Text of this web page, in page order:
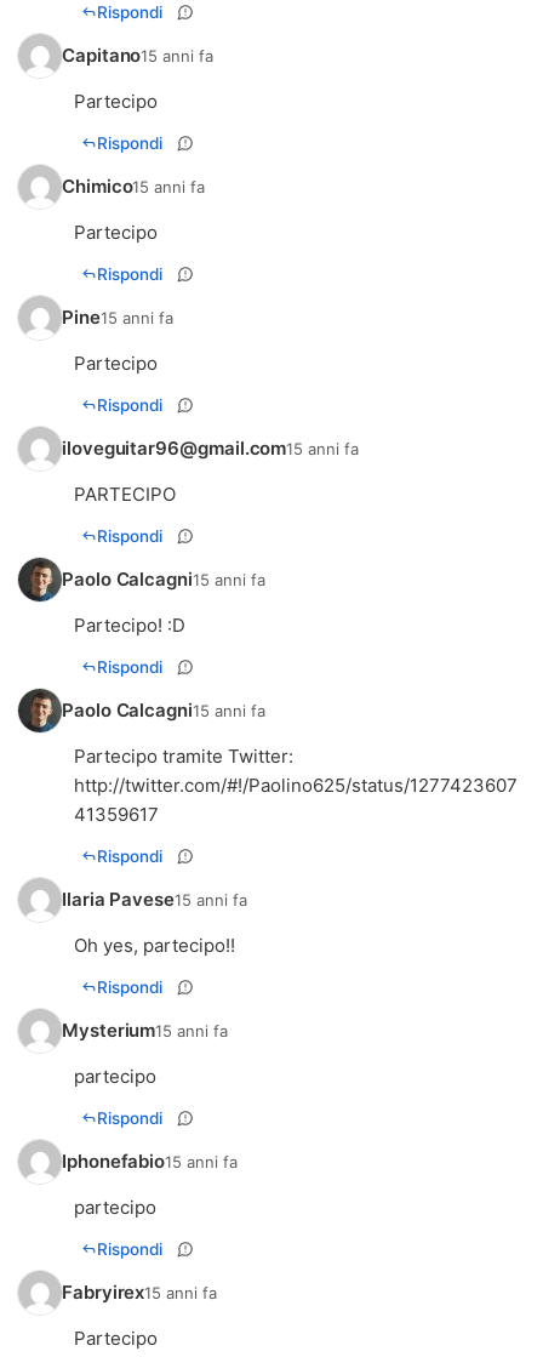
Rispondi
Capitano15 anni fa
Partecipo
Rispondi
Chimico15 anni fa
Partecipo
Rispondi
Pine15 anni fa
Partecipo
Rispondi
iloveguitar96@gmail.com15 anni fa
PARTECIPO
Rispondi
Paolo Calcagni15 anni fa
Partecipo! :D
Rispondi
Paolo Calcagni15 anni fa
http://twitter.com/#!/Paolino625/status/1277423607
41359617
Rispondi
Ilaria Pavese15 anni fa
Oh yes, partecipo!!
Rispondi
Mysterium15 anni fa
partecipo
Rispondi
Iphonefabio15 anni fa
partecipo
Rispondi
Fabryirex15 anni fa
Partecipo